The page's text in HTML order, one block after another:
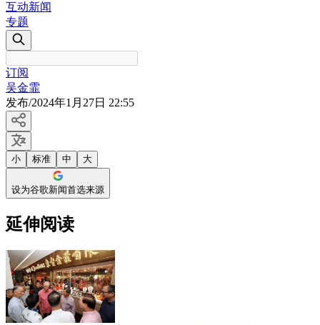
互动新闻
专题
订阅
吴金霏
发布/2024年1月27日 22:55
小 标准 中 大
设为谷歌新闻首选来源
延伸阅读